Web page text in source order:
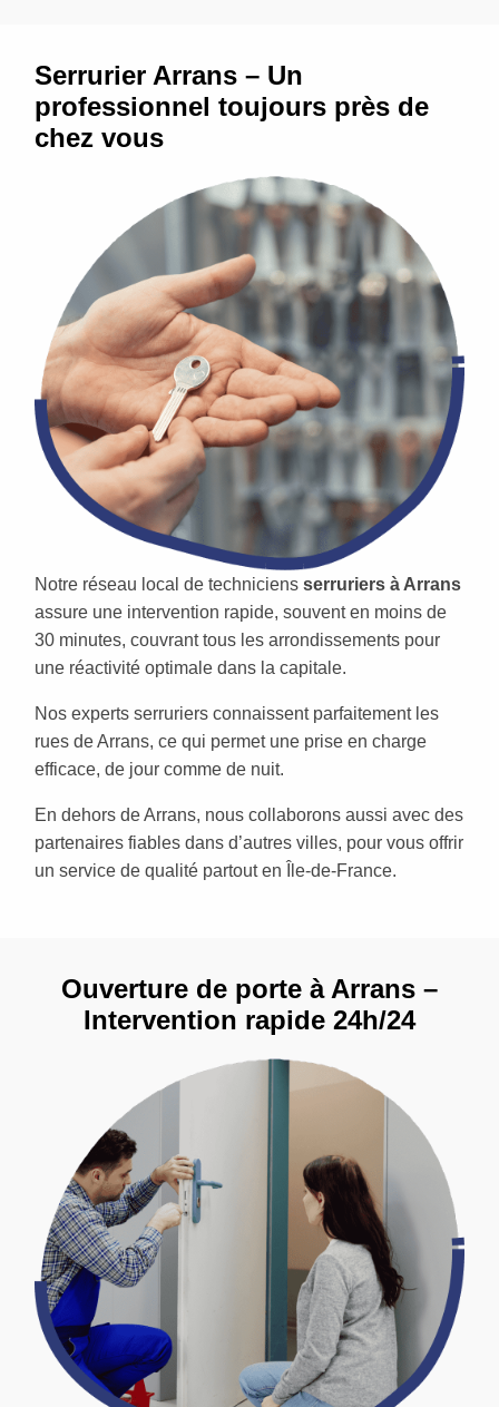
Serrurier Arrans – Un
professionnel toujours près de
chez vous
Notre réseau local de techniciens serruriers à Arrans
assure une intervention rapide, souvent en moins de
30 minutes, couvrant tous les arrondissements pour
une réactivité optimale dans la capitale.
Nos experts serruriers connaissent parfaitement les
rues de Arrans, ce qui permet une prise en charge
efficace, de jour comme de nuit.
En dehors de Arrans, nous collaborons aussi avec des
partenaires fiables dans d’autres villes, pour vous offrir
un service de qualité partout en Île-de-France.
Ouverture de porte à Arrans –
Intervention rapide 24h/24